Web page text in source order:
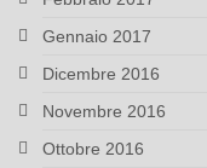
Gennaio 2017
Dicembre 2016
Novembre 2016
Ottobre 2016